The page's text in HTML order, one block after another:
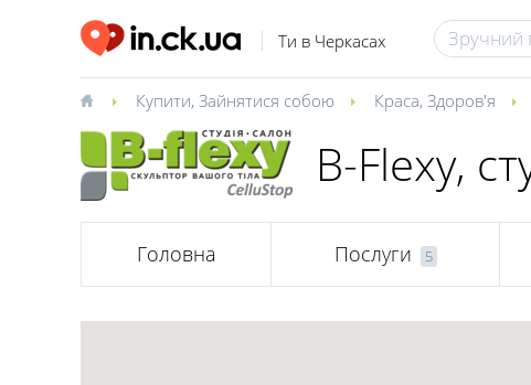
Ти в Черкасах
Купити, Зайнятися собою Краса, Здоров'я
B-Flexy,
Головна Послуги 5